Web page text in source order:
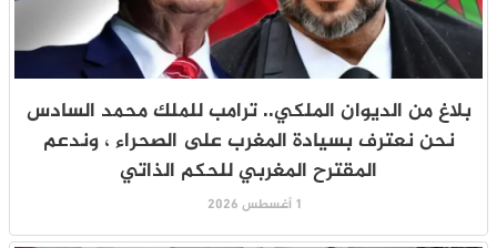
بلاغ من الديوان الملكي.. ترامب للملك محمد السادس
نحن نعترف بسيادة المغرب على الصحراء ، وندعم
المقترح المغربي للحكم الذاتي
1 أغسطس 2026